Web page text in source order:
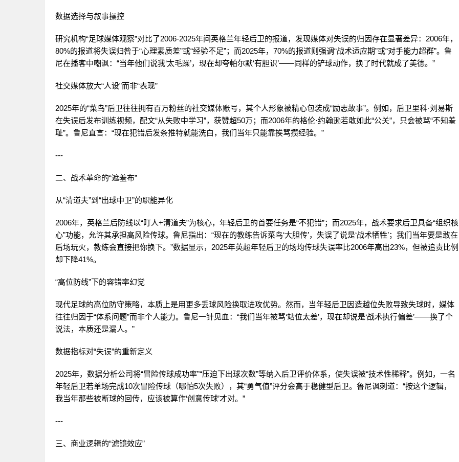
数据选择与叙事操控
研究机构“足球媒体观察”对比了2006-2025年间英格兰年轻后卫的报道，发现媒体对失误的归因存在显著差异：2006年，
80%的报道将失误归咎于“心理素质差”或“经验不足”；而2025年，70%的报道则强调“战术适应期”或“对手能力超群”。鲁
尼在播客中嘲讽：“当年他们说我‘太毛躁’，现在却夸帕尔默‘有胆识’——同样的铲球动作，换了时代就成了美德。”
社交媒体放大“人设”而非“表现”
2025年的“菜鸟”后卫往往拥有百万粉丝的社交媒体账号，其个人形象被精心包装成“励志故事”。例如，后卫里科·刘易斯
在失误后发布训练视频，配文“从失败中学习”，获赞超50万；而2006年的格伦·约翰逊若敢如此“公关”，只会被骂“不知羞
耻”。鲁尼直言：“现在犯错后发条推特就能洗白，我们当年只能靠挨骂攒经验。”
---
二、战术革命的“遮羞布”
从“清道夫”到“出球中卫”的职能异化
2006年，英格兰后防线以“盯人+清道夫”为核心，年轻后卫的首要任务是“不犯错”；而2025年，战术要求后卫具备“组织核
心”功能，允许其承担高风险传球。鲁尼指出：“现在的教练告诉菜鸟‘大胆传’，失误了说是‘战术牺牲’；我们当年要是敢在
后场玩火，教练会直接把你换下。”数据显示，2025年英超年轻后卫的场均传球失误率比2006年高出23%，但被追责比例
却下降41%。
“高位防线”下的容错率幻觉
现代足球的高位防守策略，本质上是用更多丢球风险换取进攻优势。然而，当年轻后卫因造越位失败导致失球时，媒体
往往归因于“体系问题”而非个人能力。鲁尼一针见血：“我们当年被骂‘站位太差’，现在却说是‘战术执行偏差’——换了个
说法，本质还是漏人。”
数据指标对“失误”的重新定义
2025年，数据分析公司将“冒险传球成功率”“压迫下出球次数”等纳入后卫评价体系，使失误被“技术性稀释”。例如，一名
年轻后卫若单场完成10次冒险传球（哪怕5次失败），其“勇气值”评分会高于稳健型后卫。鲁尼讽刺道：“按这个逻辑，
我当年那些被断球的回传，应该被算作‘创意传球’才对。”
---
三、商业逻辑的“滤镜效应”